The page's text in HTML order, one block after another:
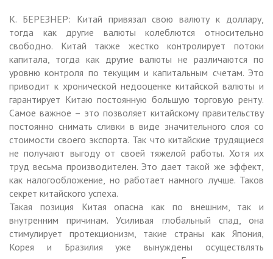
К. БЕРЕЗНЕР: Китай привязал свою валюту к доллару,
тогда как другие валюты колеблются относительно
свободно. Китай также жестко контролирует потоки
капитала, тогда как другие валюты не различаются по
уровню контроля по текущим и капитальным счетам. Это
приводит к хронической недооценке китайской валюты и
гарантирует Китаю постоянную большую торговую ренту.
Самое важное – это позволяет китайскому правительству
постоянно снимать сливки в виде значительного слоя со
стоимости своего экспорта. Так что китайские трудящиеся
не получают выгоду от своей тяжелой работы. Хотя их
труд весьма производителен. Это дает такой же эффект,
как налогообложение, но работает намного лучше. Таков
секрет китайского успеха.
Такая позиция Китая опасна как по внешним, так и
внутренним причинам. Усиливая глобальный спад, она
стимулирует протекционизм, такие страны как Япония,
Корея и Бразилия уже вынуждены осуществлять